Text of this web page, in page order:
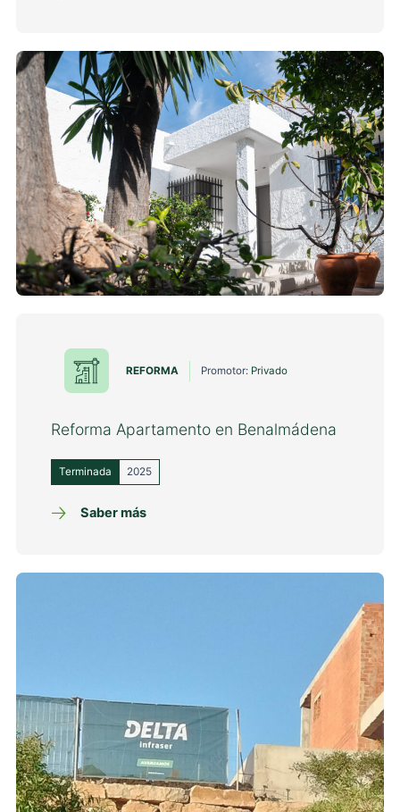
REFORMA Promotor: Privado
Reforma Apartamento en Benalmádena
Terminada 2025
Saber más